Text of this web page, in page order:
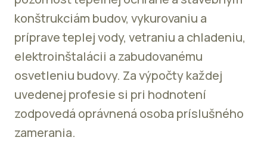
konštrukciám budov, vykurovaniu a
príprave teplej vody, vetraniu a chladeniu,
elektroinštalácii a zabudovanému
osvetleniu budovy. Za výpočty každej
uvedenej profesie si pri hodnotení
zodpovedá oprávnená osoba príslušného
zamerania.